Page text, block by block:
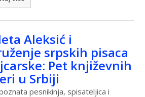
Aleksić i
srpskih pisaca
Pet književnih
u Srbiji
pesnikinja, spisateljica i